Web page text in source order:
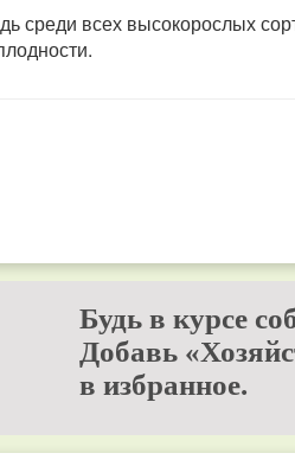
среди всех высокорослых
Будь в курсе
Добавь
в избранное.